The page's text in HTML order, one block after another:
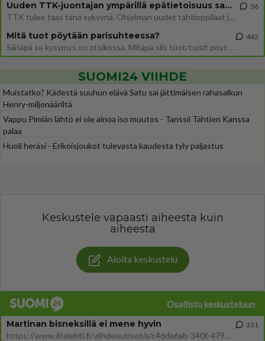
Uuden TTK-juontajan ympärillä epätietoisuus sakenee - Nyt MTV hämmentää soppaa
TTK tulee taas tänä syksynä. Ohjelman uudet tähtioppilaat julkistetaan torstaina 6. elokuuta klo 14 alkavassa lehdistö
36
Mitä tuot pöytään parisuhteessa?
Siinäpä se kysymys on otsikossa. Mitäpä siis tuot/toisit pöytään parisuhteessa? Oletko mies vai nainen? Koetko sen mitä
462
SUOMI24 VIIHDE
Muistatko? Kädestä suuhun elävä Satu sai jättimäisen rahasalkun
Henry-miljonääriltä
Vappu Pimiän lähtö ei ole ainoa iso muutos - Tanssii Tähtien Kanssa
palaa
Huoli heräsi - Erikoisjoukot tulevasta kaudesta tyly paljastus
Keskustele vapaasti aiheesta kuin
aiheesta
Aloita keskustelu
Osallistu keskusteluun
Martinan bisneksillä ei mene hyvin
https://www.iltalehti.fi/viihdeuutiset/a/c46da6ab-340f-4790-aaa7-0865eed2336 Yrityksen konkurssihakemus on tullut kärä
331